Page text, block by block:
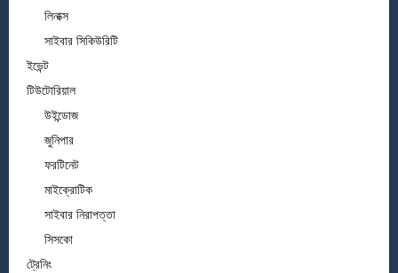
লিনাক্স
সাইবার সিকিউরিটি
ইভেন্ট
টিউটোরিয়াল
উইন্ডোজ
জুনিপার
ফরটিনেট
মাইক্রোটিক
সাইবার নিরাপত্তা
সিসকো
ট্রেনিং